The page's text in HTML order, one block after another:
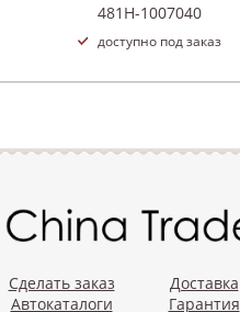
481H-1007040
доступно под заказ
Сделать заказ
Автокаталоги
Доставка
Гарантия